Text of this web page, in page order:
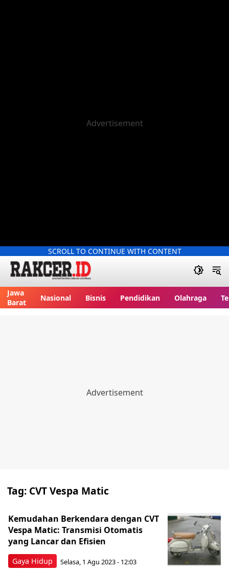
SCROLL TO CONTINUE WITH CONTENT
Jawa
Barat
Nasional Bisnis Pendidikan Olahraga
Tag: CVT Vespa Matic
Gaya Hidup
Kemudahan Berkendara dengan CVT
Vespa Matic: Transmisi Otomatis
yang Lancar dan Efisien
Selasa, 1 Agu 2023 - 12:03